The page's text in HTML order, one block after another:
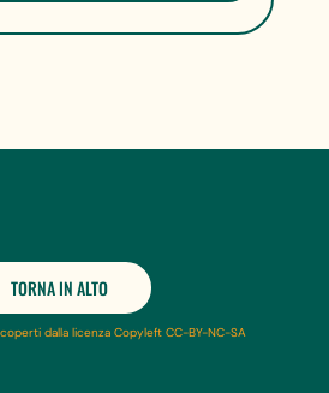
TORNA IN ALTO
dalla licenza Copyleft CC-BY-NC-SA